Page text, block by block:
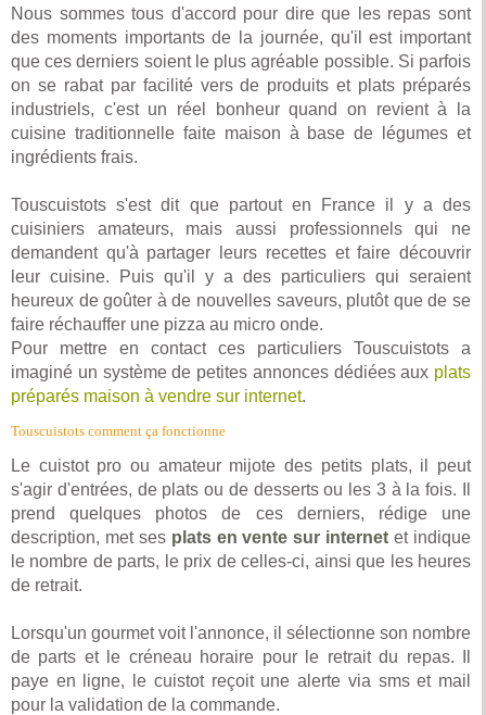
Nous sommes tous d'accord pour dire que les repas sont
des moments importants de la journée, qu'il est important
que ces derniers soient le plus agréable possible. Si parfois
on se rabat par facilité vers de produits et plats préparés
industriels, c'est un réel bonheur quand on revient à la
cuisine traditionnelle faite maison à base de légumes et
ingrédients frais.
Touscuistots s'est dit que partout en France il y a des
cuisiniers amateurs, mais aussi professionnels qui ne
demandent qu'à partager leurs recettes et faire découvrir
leur cuisine. Puis qu'il y a des particuliers qui seraient
heureux de goûter à de nouvelles saveurs, plutôt que de se
faire réchauffer une pizza au micro onde.
Pour mettre en contact ces particuliers Touscuistots a
imaginé un système de petites annonces dédiées aux plats
préparés maison à vendre sur internet.
Touscuistots comment ça fonctionne
Le cuistot pro ou amateur mijote des petits plats, il peut
s'agir d'entrées, de plats ou de desserts ou les 3 à la fois. Il
prend quelques photos de ces derniers, rédige une
description, met ses plats en vente sur internet et indique
le nombre de parts, le prix de celles-ci, ainsi que les heures
de retrait.
Lorsqu'un gourmet voit l'annonce, il sélectionne son nombre
de parts et le créneau horaire pour le retrait du repas. Il
paye en ligne, le cuistot reçoit une alerte via sms et mail
pour la validation de la commande.